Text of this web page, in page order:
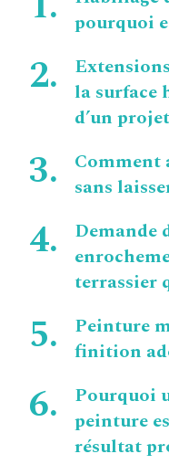
pourquoi
la surface
d’un
Comment
sans
Demande
terrassier
Peinture
finition
Pourquoi
peinture
résultat